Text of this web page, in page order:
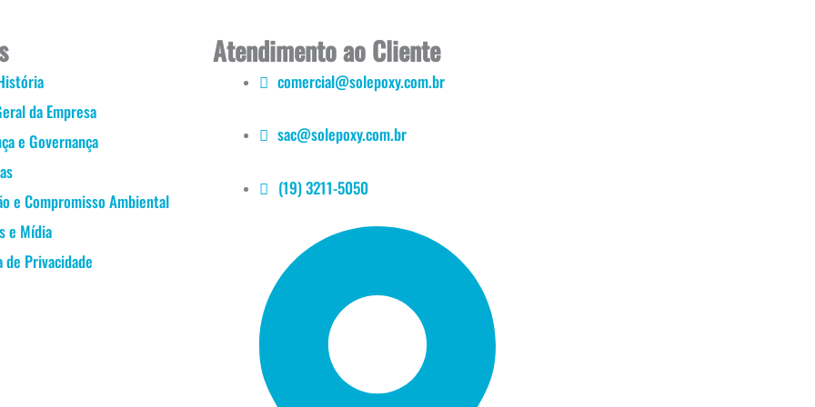
da Empresa
e Governança
e Compromisso Ambiental
e Mídia
Privacidade
Atendimento ao Cliente
comercial@solepoxy.com.br
sac@solepoxy.com.br
(19) 3211-5050